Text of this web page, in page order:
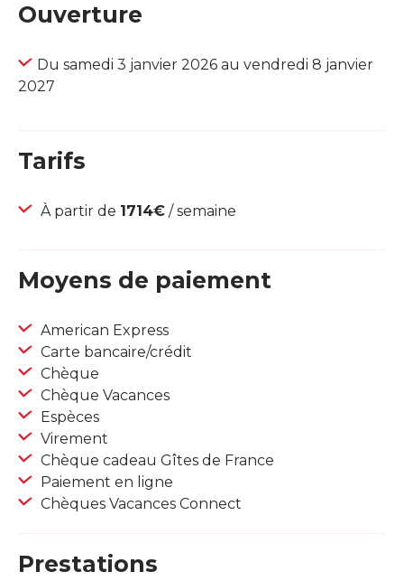
Ouverture
Du samedi 3 janvier 2026 au vendredi 8 janvier
2027
Tarifs
À partir de 1714€ / semaine
Moyens de paiement
American Express
Carte bancaire/crédit
Chèque
Chèque Vacances
Espèces
Virement
Chèque cadeau Gîtes de France
Paiement en ligne
Chèques Vacances Connect
Prestations